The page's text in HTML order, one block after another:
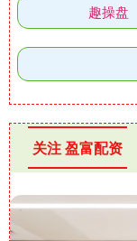
趣操盘
关注 盈富配资